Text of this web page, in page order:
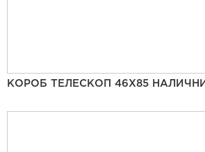
КОРОБ ТЕЛЕСКОП 46Х85